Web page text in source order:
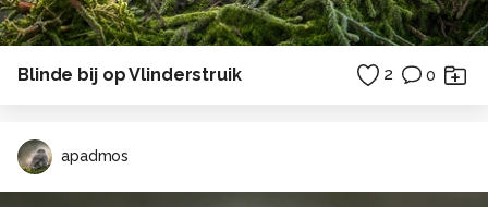
Blinde bij op Vlinderstruik 2 0
apadmos